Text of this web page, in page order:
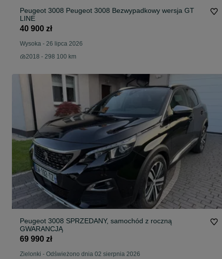
Peugeot 3008 Peugeot 3008 Bezwypadkowy wersja GT
LINE
40 900 zł
Wysoka - 26 lipca 2026
2018 - 298 100 km
Peugeot 3008 SPRZEDANY, samochód z roczną
GWARANCJĄ
69 990 zł
Zielonki - Odświeżono dnia 02 sierpnia 2026